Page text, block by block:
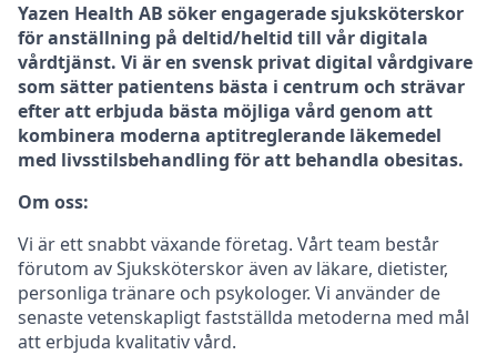
Yazen Health AB söker engagerade sjuksköterskor
för anställning på deltid/heltid till vår digitala
vårdtjänst. Vi är en svensk privat digital vårdgivare
som sätter patientens bästa i centrum och strävar
efter att erbjuda bästa möjliga vård genom att
kombinera moderna aptitreglerande läkemedel
med livsstilsbehandling för att behandla obesitas.
Om oss:
Vi är ett snabbt växande företag. Vårt team består
förutom av Sjuksköterskor även av läkare, dietister,
personliga tränare och psykologer. Vi använder de
senaste vetenskapligt fastställda metoderna med mål
att erbjuda kvalitativ vård.